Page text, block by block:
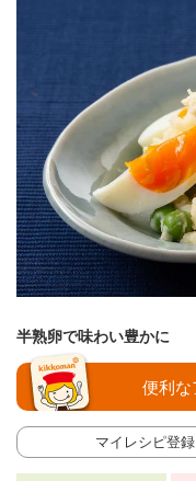
半熟卵で味わい豊かに
マイレシピ登録
便利な